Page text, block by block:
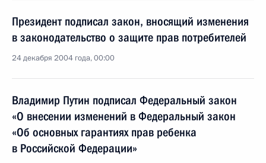
Президент подписал закон, вносящий изменения
в законодательство о защите прав потребителей
24 декабря 2004 года, 00:00
Владимир Путин подписал Федеральный закон
«О внесении изменений в Федеральный закон
«Об основных гарантиях прав ребенка
в Российской Федерации»